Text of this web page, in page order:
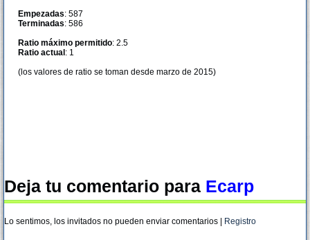
Empezadas: 587
Terminadas: 586
Ratio máximo permitido: 2.5
Ratio actual : 1
(los valores de ratio se toman desde marzo de 2015)
Deja tu comentario para Ecarp
Lo sentimos, los invitados no pueden enviar comentarios | Registro